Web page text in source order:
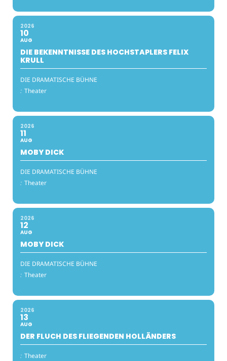
2026
10
AUG
DIE BEKENNTNISSE DES HOCHSTAPLERS FELIX
KRULL
DIE DRAMATISCHE BÜHNE
: Theater
2026
11
AUG
MOBY DICK
DIE DRAMATISCHE BÜHNE
: Theater
2026
12
AUG
MOBY DICK
DIE DRAMATISCHE BÜHNE
: Theater
2026
13
AUG
DER FLUCH DES FLIEGENDEN HOLLÄNDERS
: Theater